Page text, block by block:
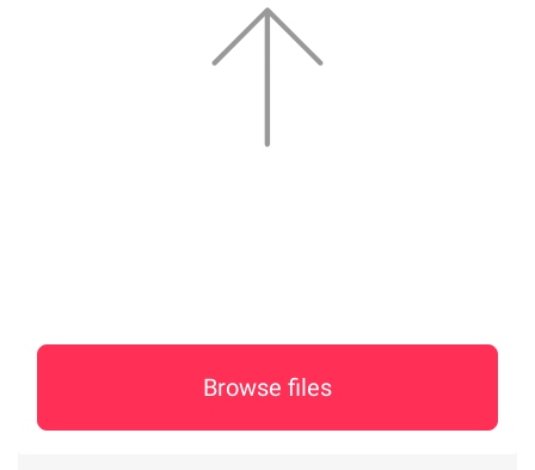
Browse files